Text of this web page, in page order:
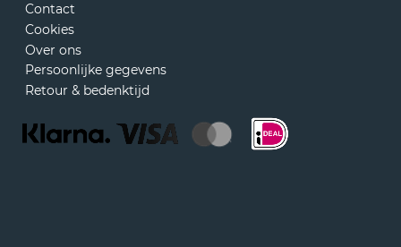
Contact
Cookies
Over ons
Persoonlijke gegevens
Retour & bedenktijd